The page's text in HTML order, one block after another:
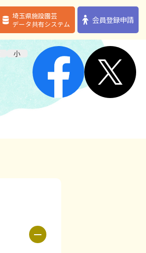
埼玉県施設園芸
データ共有システム
会員登録申請
小
埼玉県施設園芸
データ共有システム
会員登録申請